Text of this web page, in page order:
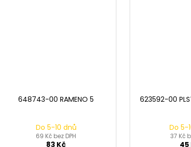
648743-00 RAMENO 5
Do 5-10 dnů
69 Kč bez DPH
83 Kč
623592-00
Do 5-
37 Kč
45